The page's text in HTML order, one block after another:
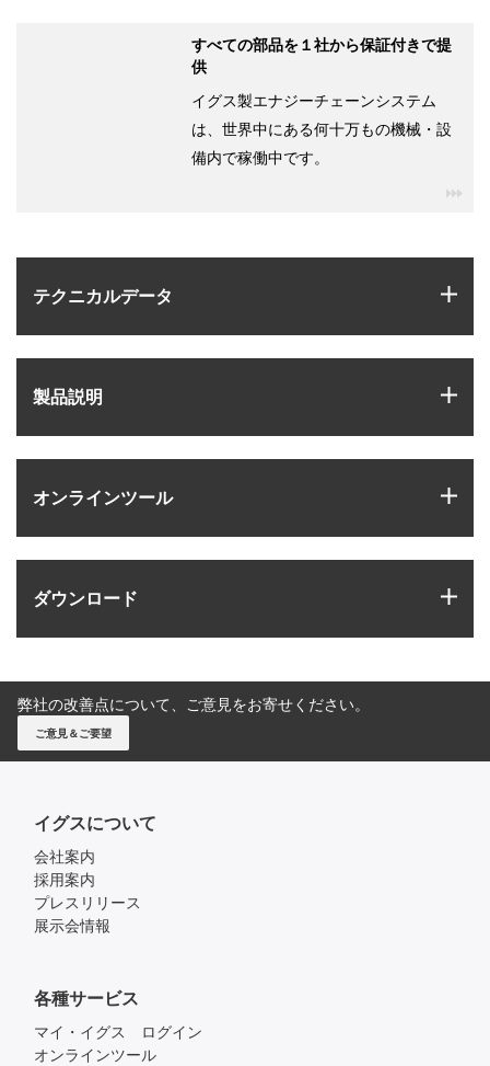
テクニカルデータ
製品説明
オンラインツール
ダウンロード
すべての部品を１社から保証付きで提
供
イグス製エナジーチェーンシステム
は、世界中にある何十万もの機械・設
備内で稼働中です。
弊社の改善点について、ご意見をお寄せください。
ご意見＆ご要望
イグスについて
会社案内
採用案内
プレスリリース
展示会情報
各種サービス
マイ・イグス ログイン
オンラインツール